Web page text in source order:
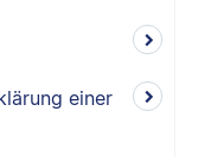
einer